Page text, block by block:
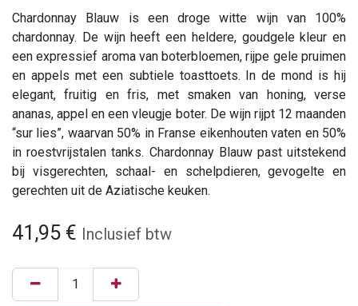
Chardonnay Blauw is een droge witte wijn van 100%
chardonnay. De wijn heeft een heldere, goudgele kleur en
een expressief aroma van boterbloemen, rijpe gele pruimen
en appels met een subtiele toasttoets. In de mond is hij
elegant, fruitig en fris, met smaken van honing, verse
ananas, appel en een vleugje boter. De wijn rijpt 12 maanden
“sur lies”, waarvan 50% in Franse eikenhouten vaten en 50%
in roestvrijstalen tanks. Chardonnay Blauw past uitstekend
bij visgerechten, schaal- en schelpdieren, gevogelte en
gerechten uit de Aziatische keuken.
41,95 € Inclusief btw